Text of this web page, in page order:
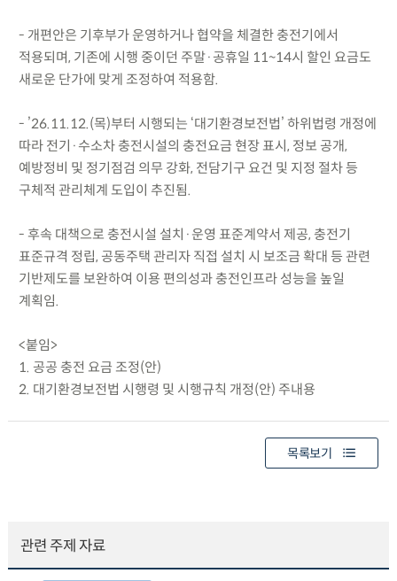
- 개편안은 기후부가 운영하거나 협약을 체결한 충전기에서
적용되며, 기존에 시행 중이던 주말·공휴일 11~14시 할인 요금도
새로운 단가에 맞게 조정하여 적용함.
- ’26.11.12.(목)부터 시행되는 ‘대기환경보전법’ 하위법령 개정에
따라 전기·수소차 충전시설의 충전요금 현장 표시, 정보 공개,
예방정비 및 정기점검 의무 강화, 전담기구 요건 및 지정 절차 등
구체적 관리체계 도입이 추진됨.
- 후속 대책으로 충전시설 설치·운영 표준계약서 제공, 충전기
표준규격 정립, 공동주택 관리자 직접 설치 시 보조금 확대 등 관련
기반제도를 보완하여 이용 편의성과 충전인프라 성능을 높일
계획임.
<붙임>
1. 공공 충전 요금 조정(안)
2. 대기환경보전법 시행령 및 시행규칙 개정(안) 주내용
목록보기
관련 주제 자료